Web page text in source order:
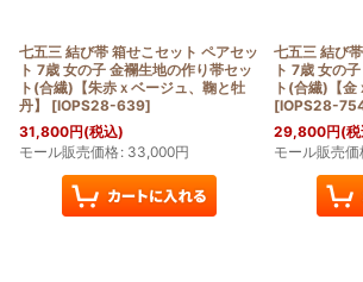
七五三 結び帯 箱せこセット ペアセッ
ト 7歳 女の子 金襴生地の作り帯セッ
ト(合繊)【朱赤ｘベージュ、鞠と牡
丹】
[IOPS28-639]
31,800円(税込)
モール販売価格: 33,000円
七五三 結び
ト 7歳 女の
ト(合繊)【金
[IOPS28-
29,800円(
モール販売価